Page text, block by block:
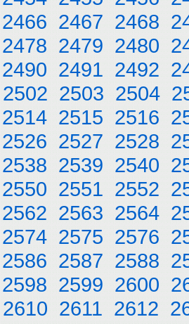
2466 2467 2468
2478 2479 2480
2490 2491 2492
2502 2503 2504
2514 2515 2516
2526 2527 2528
2538 2539 2540
2550 2551 2552
2562 2563 2564
2574 2575 2576
2586 2587 2588
2598 2599 2600
2610 2611 2612